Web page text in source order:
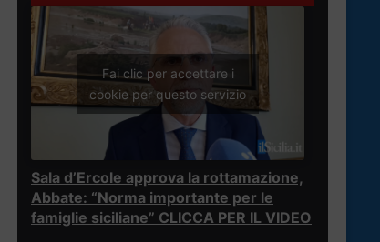
Fai clic per accettare i
cookie per questo servizio
Sala d’Ercole approva la rottamazione,
Abbate: “Norma importante per le
famiglie siciliane” CLICCA PER IL VIDEO